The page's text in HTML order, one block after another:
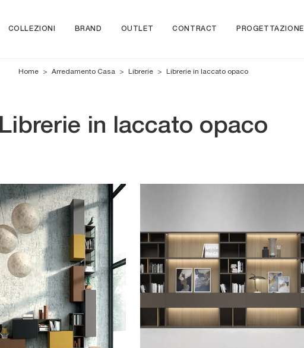
COLLEZIONI BRAND OUTLET CONTRACT PROGETTAZIONE
Home > Arredamento Casa > Librerie > Librerie in laccato opaco
in laccato opaco